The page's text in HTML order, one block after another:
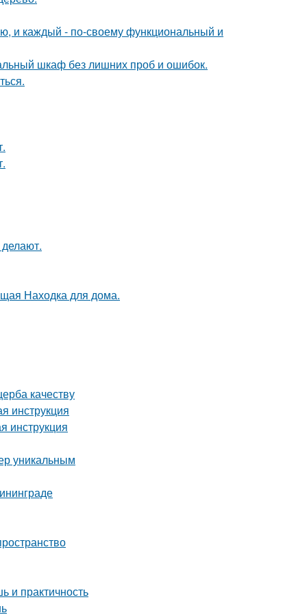
и каждый - по-своему функциональный и
шкаф без лишних проб и ошибок.
Находка для дома.
качеству
инструкция
инструкция
уникальным
и практичность